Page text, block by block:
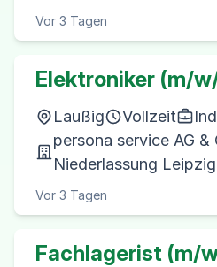
Vor 3 Tagen
Elektroniker (m/
Laußig Vollzeit
persona service AG &
Niederlassung
Vor 3 Tagen
Fachlagerist (m/